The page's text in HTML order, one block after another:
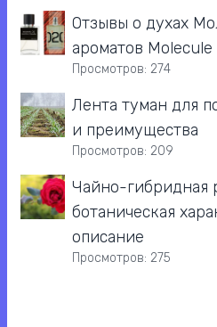
Отзывы о духах
ароматов
Просмотров: 274
Лента туман для
и преимущества
Просмотров: 209
Чайно-гибридная
ботаническая
описание
Просмотров: 275